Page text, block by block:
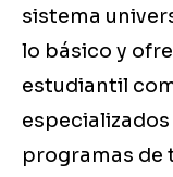
sistema
lo básico y
estudiantil
programas de